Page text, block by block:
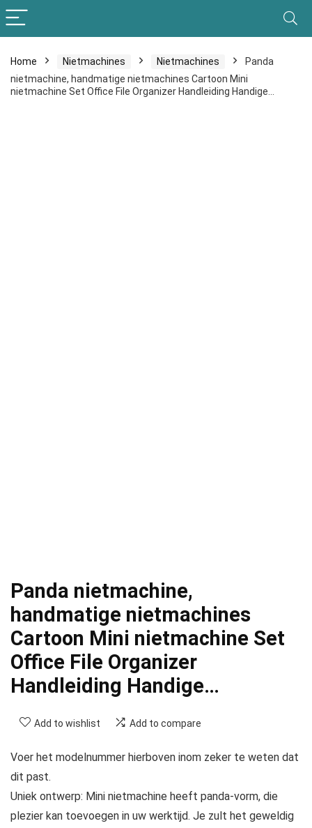
Home Nietmachines Nietmachines
Panda
nietmachine, handmatige nietmachines Cartoon Mini
nietmachine Set Office File Organizer Handleiding Handige…
Panda nietmachine,
handmatige nietmachines
Cartoon Mini nietmachine Set
Office File Organizer
Handleiding Handige…
Add to wishlist Add to compare
Voer het modelnummer hierboven inom zeker te weten dat
dit past.
Uniek ontwerp: Mini nietmachine heeft panda-vorm, die
plezier kan toevoegen in uw werktijd. Je zult het geweldig